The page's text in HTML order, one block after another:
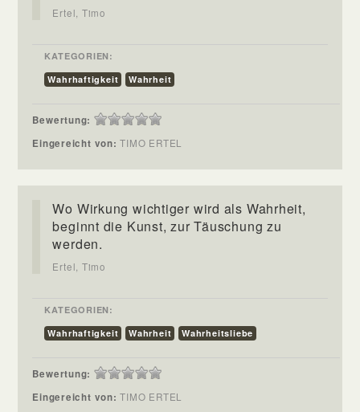
Ertel, Timo
KATEGORIEN:
Wahrhaftigkeit
Wahrheit
Bewertung:
Eingereicht von:TIMO ERTEL
Wo Wirkung wichtiger wird als Wahrheit,
beginnt die Kunst, zur Täuschung zu
werden.
Ertel, Timo
KATEGORIEN:
Wahrhaftigkeit
Wahrheit Wahrheitsliebe
Bewertung:
Eingereicht von:TIMO ERTEL